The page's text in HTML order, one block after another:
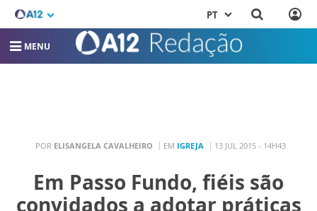
PT
MENU
POR ELISANGELA CAVALHEIRO EM IGREJA 13 JUL 2015 - 14H43
Em Passo Fundo, fiéis são
convidados a adotar práticas